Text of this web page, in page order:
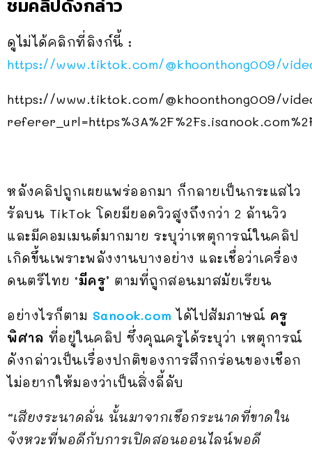
ชมคลิปดังกล่าว
ดูไม่ได้คลิกที่ลิงก์นี้ :
https://www.tiktok.com/@khoonthong009/
https://www.tiktok.com/@khoonthong009/
หลังคลิปถูกเผยแพร่ออกมา ก็กลายเป็นกระแสไว
รัลบน TikTok โดยมียอดวิวสูงถึงกว่า 2 ล้านวิว
และมีคอมเมนต์มากมาย ระบุว่าเหตุการณ์ในคลิป
เกิดขึ้นเพราะพลังงานบางอย่าง และเชื่อว่าเครื่อง
ดนตรีไทย ‘มีครู’ ตามที่ถูกสอนมาสมัยเรียน
อย่างไรก็ตาม Sanook.com ได้ไปสัมภาษณ์ ครู
พิศาล ที่อยู่ในคลิป ซึ่งคุณครูได้ระบุว่า เหตุการณ์
ดังกล่าวเป็นเรื่องปกติของการสึกกร่อนของเชือก
ไม่อยากให้มองว่าเป็นสิ่งลี้ลับ
“เสียงระนาดลั่น นั้นมาจากเชือกระนาดที่ขาดใน
จังหวะที่พอดีกับการเปิดสอนออนไลน์พอดี